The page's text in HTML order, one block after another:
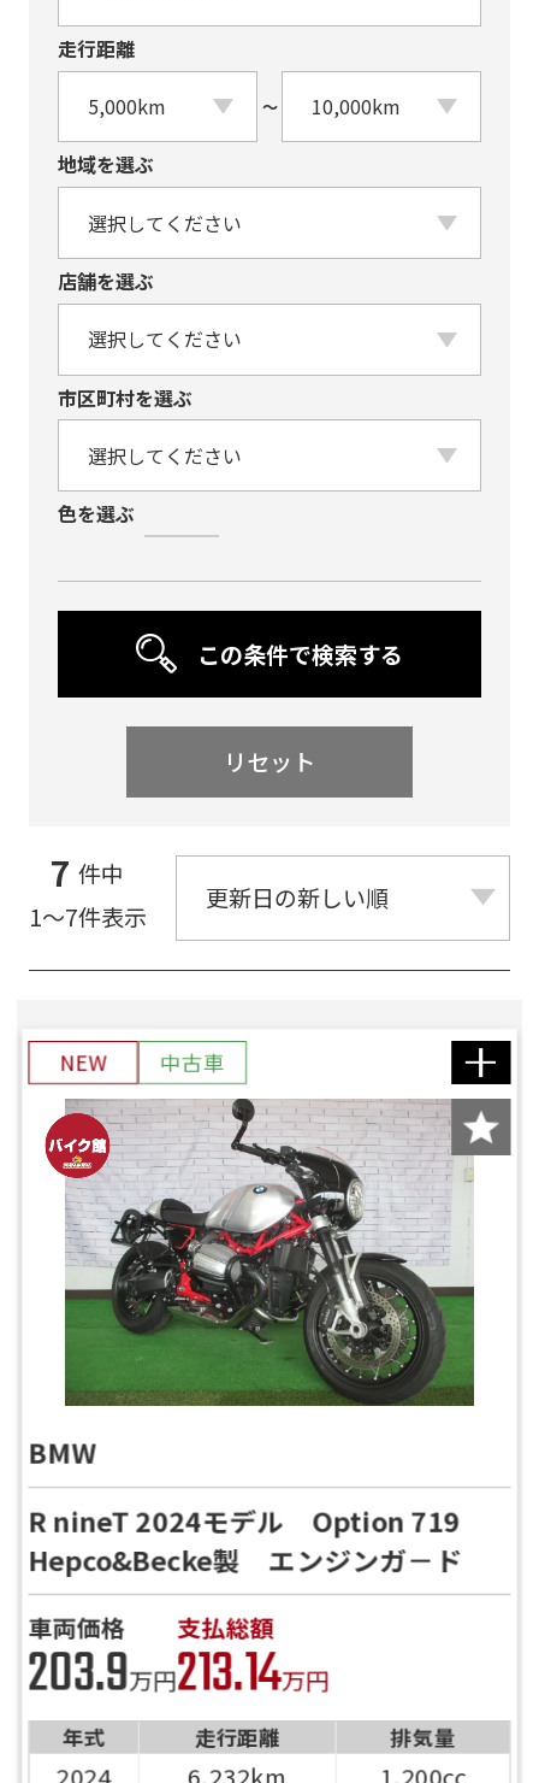
走行距離
〜
地域を選ぶ
店舗を選ぶ
市区町村を選ぶ
色を選ぶ
この条件で検索する
リセット
7 件中
1～7件表示
NEW 中古車
BMW
R nineT 2024モデル Option 719
Hepco&Becke製 エンジンガ－ド
車両価格
203.9万円
支払総額
213.14万円
年式 走行距離 排気量
2024 6,232km 1,200cc